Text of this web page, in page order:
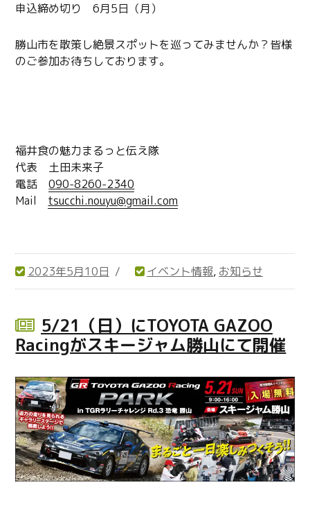
申込締め切り 6月5日（月）
勝山市を散策し絶景スポットを巡ってみませんか？皆様
のご参加お待ちしております。
福井食の魅力まるっと伝え隊
代表 土田未来子
電話090-8260-2340
Mail tsucchi.nouyu@gmail.com
投
日:
2023年5月10日
カ
ゴ
リ
ー
イベント情報, お知らせ
5/21（日）にTOYOTA GAZOO
Racingがスキージャム勝山にて開催